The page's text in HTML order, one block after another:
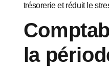
trésorerie et réduit le
la